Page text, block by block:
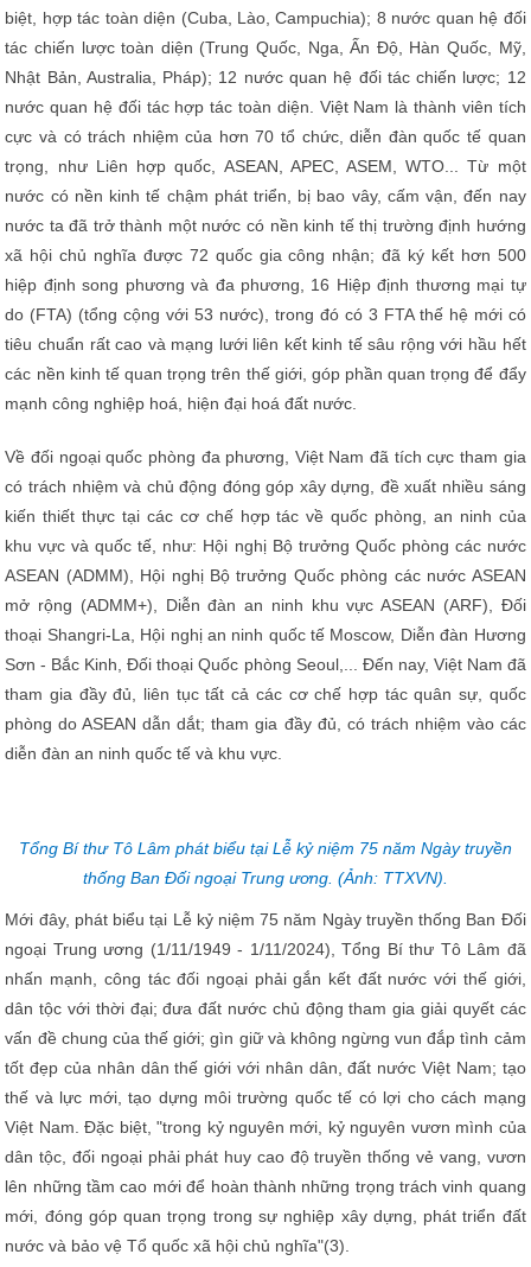
biệt, hợp tác toàn diện (Cuba, Lào, Campuchia); 8 nước quan hệ đối
tác chiến lược toàn diện (Trung Quốc, Nga, Ấn Độ, Hàn Quốc, Mỹ,
Nhật Bản, Australia, Pháp); 12 nước quan hệ đối tác chiến lược; 12
nước quan hệ đối tác hợp tác toàn diện. Việt Nam là thành viên tích
cực và có trách nhiệm của hơn 70 tổ chức, diễn đàn quốc tế quan
trọng, như Liên hợp quốc, ASEAN, APEC, ASEM, WTO... Từ một
nước có nền kinh tế chậm phát triển, bị bao vây, cấm vận, đến nay
nước ta đã trở thành một nước có nền kinh tế thị trường định hướng
xã hội chủ nghĩa được 72 quốc gia công nhận; đã ký kết hơn 500
hiệp định song phương và đa phương, 16 Hiệp định thương mại tự
do (FTA) (tổng cộng với 53 nước), trong đó có 3 FTA thế hệ mới có
tiêu chuẩn rất cao và mạng lưới liên kết kinh tế sâu rộng với hầu hết
các nền kinh tế quan trọng trên thế giới, góp phần quan trọng để đẩy
mạnh công nghiệp hoá, hiện đại hoá đất nước.
Về đối ngoại quốc phòng đa phương, Việt Nam đã tích cực tham gia
có trách nhiệm và chủ động đóng góp xây dựng, đề xuất nhiều sáng
kiến thiết thực tại các cơ chế hợp tác về quốc phòng, an ninh của
khu vực và quốc tế, như: Hội nghị Bộ trưởng Quốc phòng các nước
ASEAN (ADMM), Hội nghị Bộ trưởng Quốc phòng các nước ASEAN
mở rộng (ADMM+), Diễn đàn an ninh khu vực ASEAN (ARF), Đối
thoại Shangri-La, Hội nghị an ninh quốc tế Moscow, Diễn đàn Hương
Sơn - Bắc Kinh, Đối thoại Quốc phòng Seoul,... Đến nay, Việt Nam đã
tham gia đầy đủ, liên tục tất cả các cơ chế hợp tác quân sự, quốc
phòng do ASEAN dẫn dắt; tham gia đầy đủ, có trách nhiệm vào các
diễn đàn an ninh quốc tế và khu vực.
Tổng Bí thư Tô Lâm phát biểu tại Lễ kỷ niệm 75 năm Ngày truyền
thống Ban Đối ngoại Trung ương. (Ảnh: TTXVN).
Mới đây, phát biểu tại Lễ kỷ niệm 75 năm Ngày truyền thống Ban Đối
ngoại Trung ương (1/11/1949 - 1/11/2024), Tổng Bí thư Tô Lâm đã
nhấn mạnh, công tác đối ngoại phải gắn kết đất nước với thế giới,
dân tộc với thời đại; đưa đất nước chủ động tham gia giải quyết các
vấn đề chung của thế giới; gìn giữ và không ngừng vun đắp tình cảm
tốt đẹp của nhân dân thế giới với nhân dân, đất nước Việt Nam; tạo
thế và lực mới, tạo dựng môi trường quốc tế có lợi cho cách mạng
Việt Nam. Đặc biệt, "trong kỷ nguyên mới, kỷ nguyên vươn mình của
dân tộc, đối ngoại phải phát huy cao độ truyền thống vẻ vang, vươn
lên những tầm cao mới để hoàn thành những trọng trách vinh quang
mới, đóng góp quan trọng trong sự nghiệp xây dựng, phát triển đất
nước và bảo vệ Tổ quốc xã hội chủ nghĩa"(3).